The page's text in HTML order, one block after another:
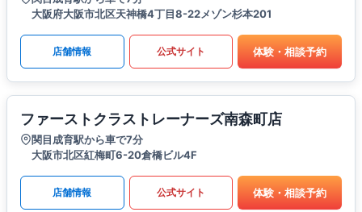
大阪府大阪市北区天神橋4丁目8-22メゾン杉本201
店舗情報 公式サイト 体験・相談予約
ファーストクラストレーナーズ南森町店
関目成育駅から車で7分
大阪市北区紅梅町6-20倉橋ビル4F
店舗情報 公式サイト 体験・相談予約